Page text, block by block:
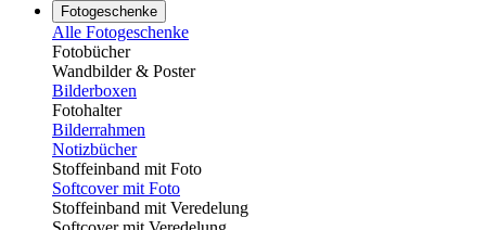
Fotogeschenke
Alle Fotogeschenke
Fotobücher
Wandbilder & Poster
Bilderboxen
Fotohalter
Bilderrahmen
Notizbücher
Stoffeinband mit Foto
Softcover mit Foto
Stoffeinband mit Veredelung